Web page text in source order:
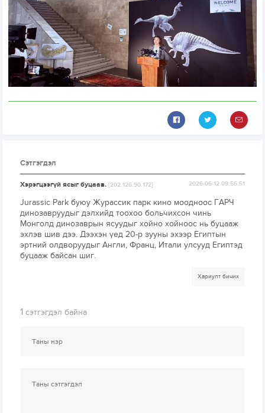
Сэтгэгдэл
Хэрэгцээгүй ясыг буцаав.[202.126.90.172] 2026-06-12 09:56:51
Jurassic Park буюу Журассик парк кино моодноос ГАРЧ
динозавруудыг дэлхийд тоохоо больчихсон чинь
Монголд динозаврын ясуудыг хойно хойноос нь буцааж
эхлэв шив дээ. Дээхэн үед 20-р зууны эхээр Египтын
эртний олдворуудыг Англи, Франц, Итали улсууд Египтэд
буцааж байсан шиг.
Хариулт бичих
1 сэтгэгдэл байна